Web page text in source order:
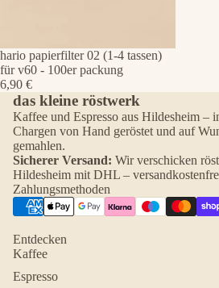
hario papierfilter 02 (1-4 tassen)
für v60 - 100er packung
6,90 €
das kleine röstwerk
Kaffee und Espresso aus Hildesheim –
Chargen von Hand geröstet und auf
gemahlen.
Sicherer Versand: Wir verschicken
Hildesheim mit DHL –
Zahlungsmethoden
Entdecken
Kaffee
Espresso